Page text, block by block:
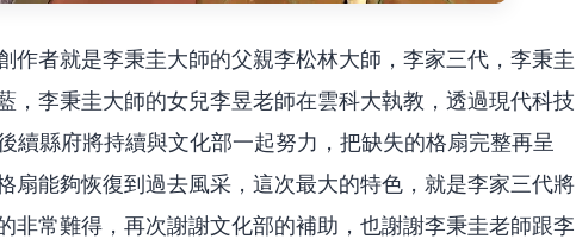
作者就是李秉圭大師的父親李松林大師，李家三代，李秉圭
，李秉圭大師的女兒李昱老師在雲科大執教，透過現代科技
續縣府將持續與文化部一起努力，把缺失的格扇完整再呈
扇能夠恢復到過去風采，這次最大的特色，就是李家三代將
非常難得，再次謝謝文化部的補助，也謝謝李秉圭老師跟李